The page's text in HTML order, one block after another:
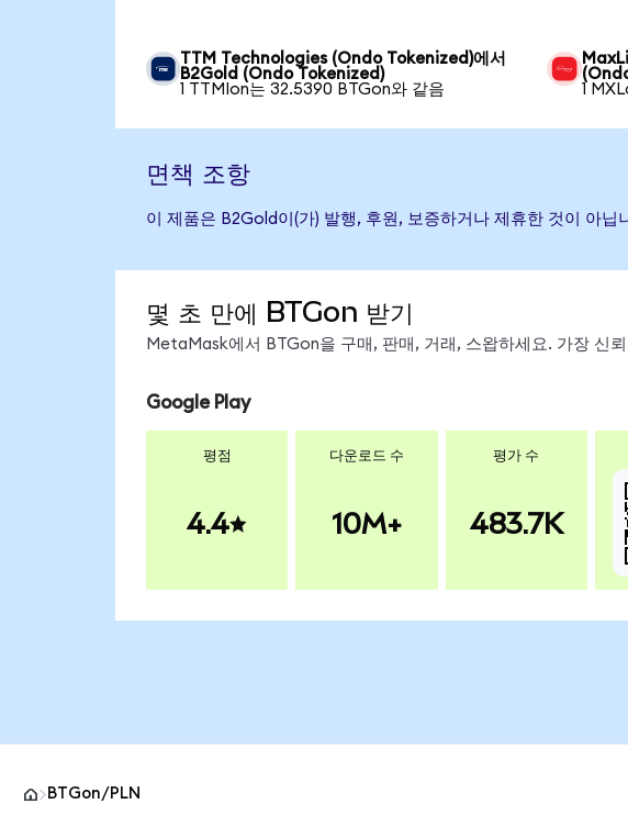
TTM Technologies (Ondo Tokenized)에서
B2Gold (Ondo Tokenized)
1 TTMIon는 32.5390 BTGon와 같음
1
면책 조항
이 제품은 B2Gold이(가) 발행, 후원, 보증하거나 제휴한 것이 아
몇 초 만에 BTGon 받기
MetaMask에서 BTGon을 구매, 판매, 거래, 스왑하세요. 가장 신
Google Play
평점
4.4
다운로드 수
10M+
평가 수
483.7K
BTGon/PLN